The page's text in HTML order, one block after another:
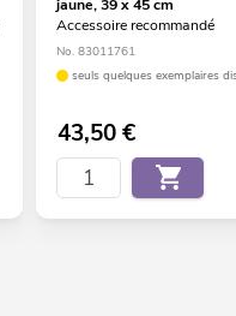
jaune, 39 x 45 cm
Accessoire recommandé
No. 83011761
seuls quelques exemplaires
43,50€